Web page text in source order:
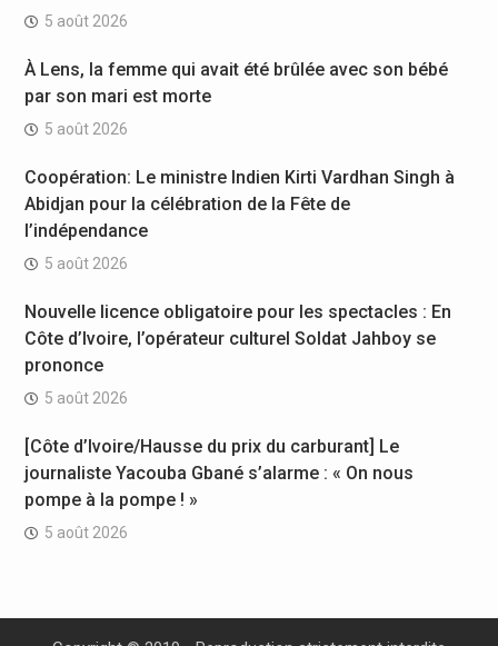
5 août 2026
À Lens, la femme qui avait été brûlée avec son bébé
par son mari est morte
5 août 2026
Coopération: Le ministre Indien Kirti Vardhan Singh à
Abidjan pour la célébration de la Fête de
l’indépendance
5 août 2026
Nouvelle licence obligatoire pour les spectacles : En
Côte d’Ivoire, l’opérateur culturel Soldat Jahboy se
prononce
5 août 2026
[Côte d’Ivoire/Hausse du prix du carburant] Le
journaliste Yacouba Gbané s’alarme : « On nous
pompe à la pompe ! »
5 août 2026